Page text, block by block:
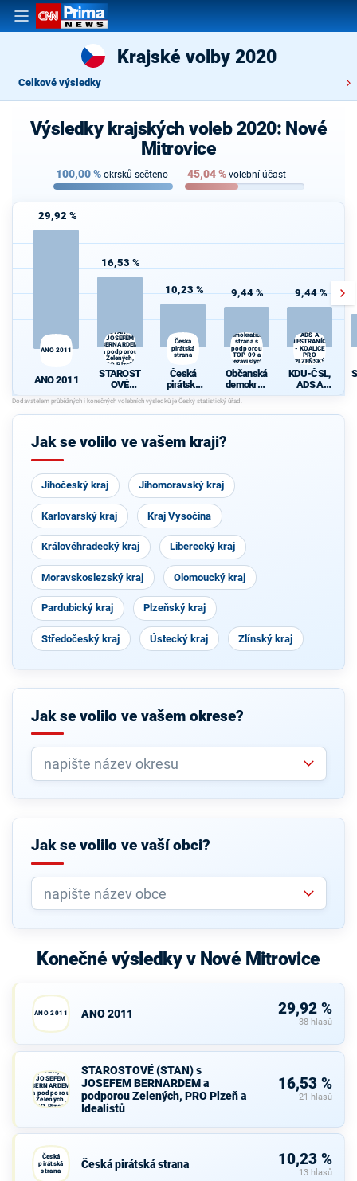
Krajské volby 2020
Celkové výsledky
Výsledky krajských voleb 2020: Nové
Mitrovice
100,00% okrsků sečteno 45,04% volební účast
29,92 %
ANO 2011
ANO 2011
16,53 %
(STAN) s
JOSEFEM
BERNARDEM
a podporou
Zelených,
PRO Plzeň a
Idealistů
STAROST
OVÉ
(STAN) s
JOSEFEM
BERNARD
podporou
a Idealistů
10,23 %
Česká
pirátská
strana
Česká
pirátská
strana
9,44 %
demokratická
strana s
podporou
TOP 09 a
nezávislých
starostů
Občanská
demokrati
cká strana
s podporou
TOP 09 a
h starostů
9,44 %
ADS A
NESTRANÍCI
- KOALICE
PRO
PLZEŇSKÝ
KRAJ
KDU-ČSL,
ADS A
NESTRANÍ
KOALICE
Jak se volilo ve vašem kraji?
Jihočeský kraj Jihomoravský kraj
Karlovarský kraj Kraj Vysočina
Královéhradecký kraj Liberecký kraj
Moravskoslezský kraj Olomoucký kraj
Pardubický kraj Plzeňský kraj
Středočeský kraj Ústecký kraj Zlínský kraj
Jak se volilo ve vašem okrese?
Jak se volilo ve vaší obci?
Konečné výsledky v Nové Mitrovice
ANO 2011 ANO 2011 29,92 %
38 hlasů
(STAN) s
JOSEFEM
BERNARDEM
a podporou
Zelených,
PRO Plzeň a
STAROSTOVÉ (STAN) s
JOSEFEM BERNARDEM a
podporou Zelených, PRO Plzeň a
Idealistů
16,53 %
21 hlasů
Česká
pirátská
strana
Česká pirátská strana 10,23 %
13 hlasů